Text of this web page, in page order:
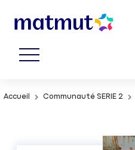
Accueil Communauté SERIE 2